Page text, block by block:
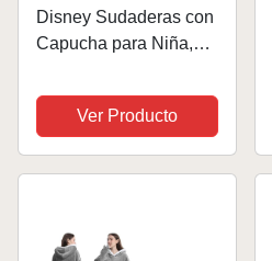
Disney Sudaderas con
Capucha para Niña,
Batamanta Infantil,
Bata Manta Polar
Niñas (Negro
Ver Producto